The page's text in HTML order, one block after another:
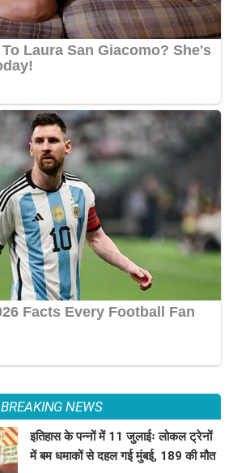
BREAKING NEWS
इतिहास के पन्नों में 11 जुलाईः लोकल ट्रेनों
में बम धमाकों से दहल गई मुंबई, 189 की मौत